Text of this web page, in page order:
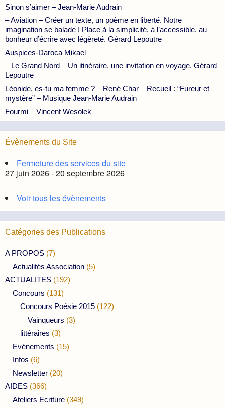
Sinon s’aimer – Jean-Marie Audrain
– Aviation – Créer un texte, un poème en liberté. Notre
imagination se balade ! Place à la simplicité, à l’accessible, au
bonheur d’écrire avec légèreté. Gérard Lepoutre
Auspices-Daroca Mikael
– Le Grand Nord – Un itinéraire, une invitation en voyage. Gérard
Lepoutre
Léonide, es-tu ma femme ? – René Char – Recueil : “Fureur et
mystère” – Musique Jean-Marie Audrain
Fourmi – Vincent Wesolek
Évènements du Site
Fermeture des services du site
27 juin 2026 - 20 septembre 2026
Voir tous les évènements
Catégories des Publications
A PROPOS (7)
Actualités Association (5)
ACTUALITES (192)
Concours (131)
Concours Poésie 2015 (122)
Vainqueurs (3)
littéraires (3)
Evénements (15)
Infos (6)
Newsletter (20)
AIDES (366)
Ateliers Ecriture (349)